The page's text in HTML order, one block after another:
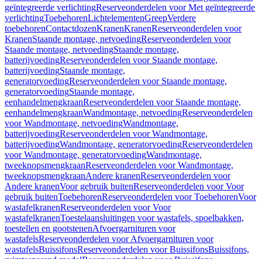
geïntegreerde verlichtingReserveonderdelen voor Met geïntegreerde
verlichtingToebehorenLichtelementenGreepVerdere
toebehorenContactdozenKranenKranenReserveonderdelen voor
KranenStaande montage, netvoedingReserveonderdelen voor
Staande montage, netvoedingStaande montage,
batterijvoedingReserveonderdelen voor Staande montage,
batterijvoedingStaande montage,
generatorvoedingReserveonderdelen voor Staande montage,
generatorvoedingStaande montage,
eenhandelmengkraanReserveonderdelen voor Staande montage,
eenhandelmengkraanWandmontage, netvoedingReserveonderdelen
voor Wandmontage, netvoedingWandmontage,
batterijvoedingReserveonderdelen voor Wandmontage,
batterijvoedingWandmontage, generatorvoedingReserveonderdelen
voor Wandmontage, generatorvoedingWandmontage,
tweeknopsmengkraanReserveonderdelen voor Wandmontage,
tweeknopsmengkraanAndere kranenReserveonderdelen voor
Andere kranenVoor gebruik buitenReserveonderdelen voor Voor
gebruik buitenToebehorenReserveonderdelen voor ToebehorenVoor
wastafelkranenReserveonderdelen voor Voor
wastafelkranenToestelaansluitingen voor wastafels, spoelbakken,
toestellen en gootstenenAfvoergarnituren voor
wastafelsReserveonderdelen voor Afvoergarnituren voor
wastafelsBuissifonsReserveonderdelen voor BuissifonsBuissifons,